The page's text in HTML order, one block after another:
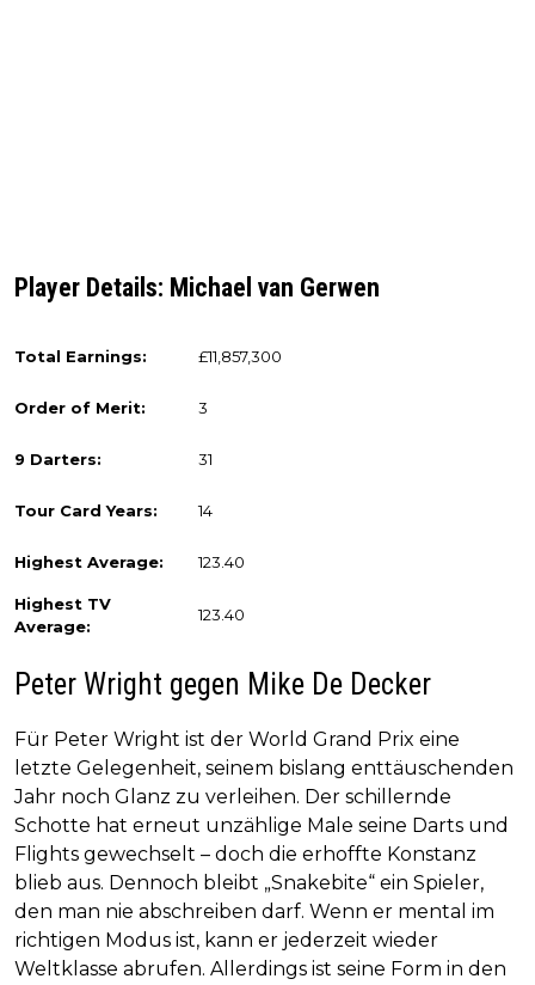
Player Details: Michael van Gerwen
Total Earnings: £11,857,300
Order of Merit: 3
9 Darters: 31
Tour Card Years: 14
Highest Average: 123.40
Highest TV
Average:
123.40
Peter Wright gegen Mike De Decker
Für Peter Wright ist der World Grand Prix eine
letzte Gelegenheit, seinem bislang enttäuschenden
Jahr noch Glanz zu verleihen. Der schillernde
Schotte hat erneut unzählige Male seine Darts und
Flights gewechselt – doch die erhoffte Konstanz
blieb aus. Dennoch bleibt „Snakebite“ ein Spieler,
den man nie abschreiben darf. Wenn er mental im
richtigen Modus ist, kann er jederzeit wieder
Weltklasse abrufen. Allerdings ist seine Form in den